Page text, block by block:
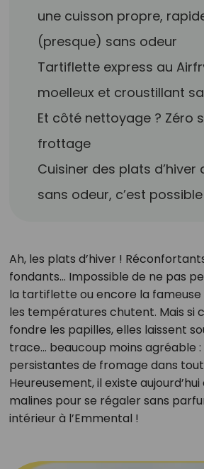
une cuisson propre,
(presque) sans odeur
Tartiflette express au
moelleux et croustillant
Et côté nettoyage ? Zéro
frottage
Cuisiner des plats
sans odeur, c’est possible
Ah, les plats d’hiver !
fondants… Impossible de ne pas
la tartiflette ou encore la
les températures chutent. Mais si
fondre les papilles, elles laissent
trace… beaucoup moins agréable :
persistantes de fromage dans
Heureusement, il existe
malines pour se régaler sans
intérieur à l’Emmental !